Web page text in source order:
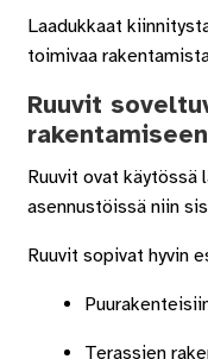
Laadukkaat
toimivaa
Ruuvit
Ruuvit ovat käytössä
asennustöissä niin
Ruuvit sopivat hyvin
Terassien